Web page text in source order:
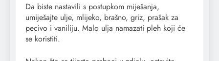
Da biste nastavili s postupkom miješanja,
umiješajte ulje, mlijeko, brašno, griz, prašak za
pecivo i vaniliju. Malo ulja namazati pleh koji će
se koristiti.